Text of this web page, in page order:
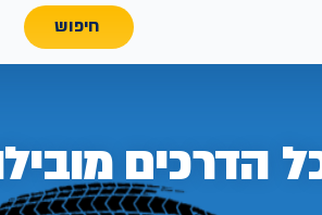
חיפוש
הדרכים